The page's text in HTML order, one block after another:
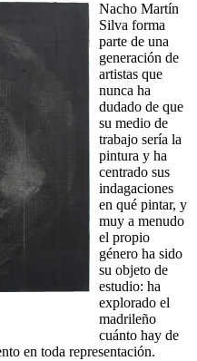
Nacho Martín
Silva forma
parte de una
generación de
artistas que
nunca ha
dudado de que
su medio de
trabajo sería la
pintura y ha
centrado sus
indagaciones
en qué pintar, y
muy a menudo
el propio
género ha sido
su objeto de
estudio: ha
explorado el
madrileño
cuánto hay de
en toda representación.